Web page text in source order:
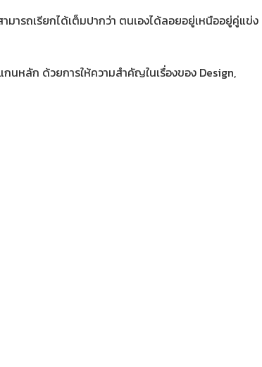
รถเรียกได้เต็มปากว่า ตนเองได้ลอยอยู่เหนืออยู่คู่แข่ง
นหลัก ด้วยการให้ความสำคัญในเรื่องของ Design,